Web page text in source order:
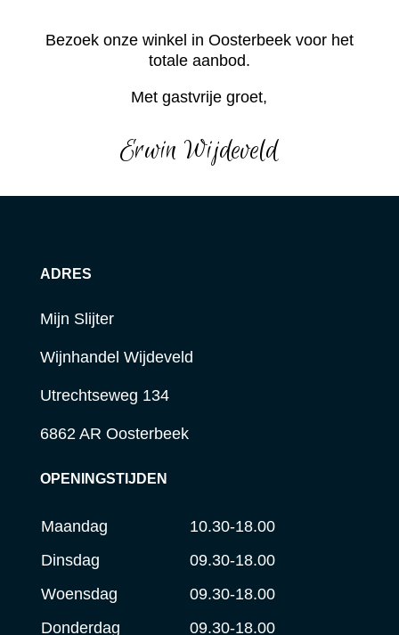
Bezoek onze winkel in Oosterbeek voor het
totale aanbod.
Met gastvrije groet,
Erwin Wijdeveld
ADRES
Mijn Slijter
Wijnhandel Wijdeveld
Utrechtseweg 134
6862 AR Oosterbeek
OPENINGSTIJDEN
Maandag
10.30-18.00
Dinsdag
09.30-18.00
Woensdag
09.30-18.00
Donderdag
09.30-18.00